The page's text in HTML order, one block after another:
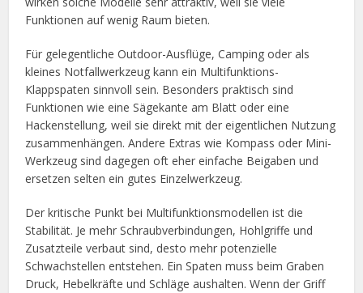
Funktionen auf wenig Raum bieten.
Für gelegentliche Outdoor-Ausflüge, Camping oder als
kleines Notfallwerkzeug kann ein Multifunktions-
Klappspaten sinnvoll sein. Besonders praktisch sind
Funktionen wie eine Sägekante am Blatt oder eine
Hackenstellung, weil sie direkt mit der eigentlichen Nutzung
zusammenhängen. Andere Extras wie Kompass oder Mini-
Werkzeug sind dagegen oft eher einfache Beigaben und
ersetzen selten ein gutes Einzelwerkzeug.
Der kritische Punkt bei Multifunktionsmodellen ist die
Stabilität. Je mehr Schraubverbindungen, Hohlgriffe und
Zusatzteile verbaut sind, desto mehr potenzielle
Schwachstellen entstehen. Ein Spaten muss beim Graben
Druck, Hebelkräfte und Schläge aushalten. Wenn der Griff